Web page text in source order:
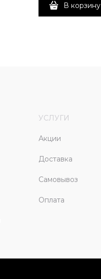
В корзину
УСЛУГИ
Акции
Доставка
Самовывоз
Оплата